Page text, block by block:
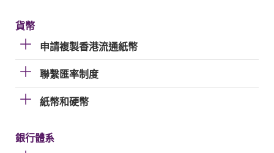
貨幣
申請複製香港流通紙幣
聯繫匯率制度
紙幣和硬幣
銀行體系